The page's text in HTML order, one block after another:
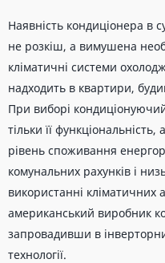
Наявність кондиціонера в
не розкіш, а вимушена
кліматичні системи
надходить в квартири,
При виборі
тільки її
рівень споживання
комунальних рахунків і
використанні кліматичних
американський виробник
запровадивши в
технології.